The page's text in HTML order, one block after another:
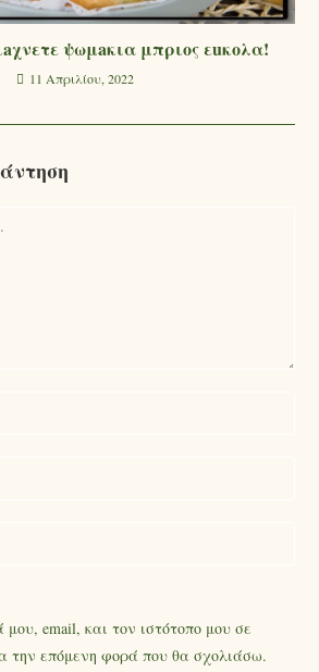
ψωμaκια μπριoς εuκολα!
11 Απριλίου, 2022
email, και τον ιστότοπο μου σε
την επόμενη φορά που θα σχολιάσω.